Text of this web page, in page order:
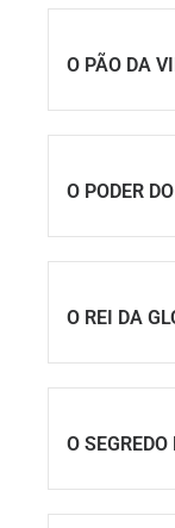
O PÃO DA
O PODER
O REI DA
O